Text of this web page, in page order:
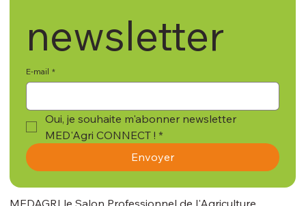
MEDAGRI le Salon Professionnel de l'Agriculture
newsletter
E-mail *
Oui, je souhaite m'abonner newsletter
MED'Agri CONNECT ! *
Envoyer